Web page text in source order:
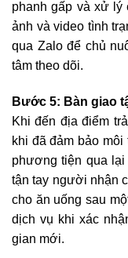
phanh gấp và xử lý
ảnh và video tình
qua Zalo để chủ
tâm theo dõi.
Bước 5: Bàn giao
Khi đến địa điểm
khi đã đảm bảo
phương tiện qua
tận tay người nhận
cho ăn uống sau
dịch vụ khi xác
gian mới.